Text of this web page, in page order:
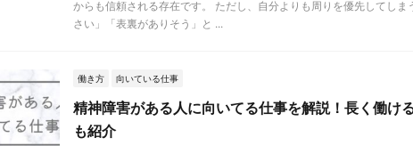
からも信頼される存在です。 ただし、自分よりも周りを優先してしま
さい」「表裏がありそう」と ...
働き方 向いている仕事
精神障害がある人に向いてる仕事を解説！長く働け
も紹介